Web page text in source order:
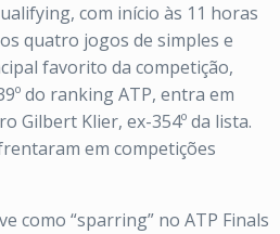
com início às 11 horas
quatro jogos de simples e
favorito da competição,
do ranking ATP, entra em
Gilbert Klier, ex-354º da lista.
em competições
como “sparring” no ATP Finals